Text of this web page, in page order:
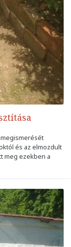
és az elmozdult
meg ezekben a